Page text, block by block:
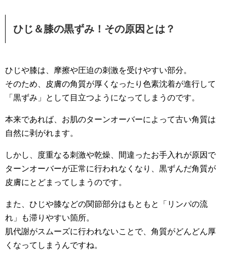
ひじ＆膝の黒ずみ！その原因とは？
ひじや膝は、摩擦や圧迫の刺激を受けやすい部分。
そのため、皮膚の角質が厚くなったり色素沈着が進行して
「黒ずみ」として目立つようになってしまうのです。
本来であれば、お肌のターンオーバーによって古い角質は
自然に剥がれます。
しかし、度重なる刺激や乾燥、間違ったお手入れが原因で
ターンオーバーが正常に行われなくなり、黒ずんだ角質が
皮膚にとどまってしまうのです。
また、ひじや膝などの関節部分はもともと「リンパの流
れ」も滞りやすい箇所。
肌代謝がスムーズに行われないことで、角質がどんどん厚
くなってしまうんですね。